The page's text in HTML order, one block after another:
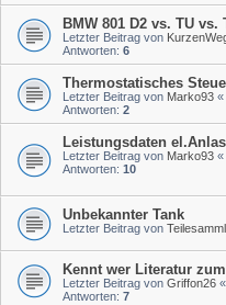
BMW 801 D2 vs. TU vs.
Letzter Beitrag von
Antworten: 6
Thermostatisches
Letzter Beitrag von Marko93 «
Antworten: 2
Leistungsdaten
Letzter Beitrag von Marko93 «
Antworten: 10
Unbekannter Tank
Letzter Beitrag von
Kennt wer Literatur
Letzter Beitrag von Griffon26 «
Antworten: 7